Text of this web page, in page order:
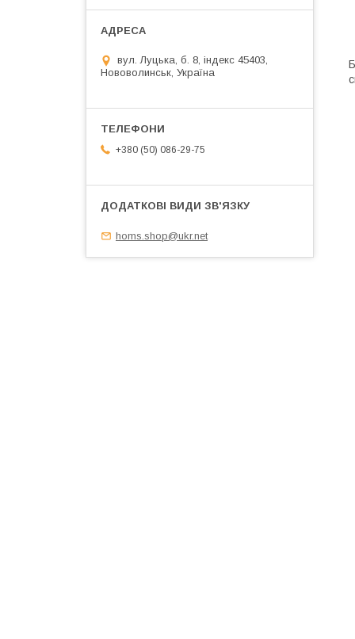
вул. Луцька, б. 8, індекс 45403,
Нововолинськ, Україна
+380 (50) 086-29-75
homs.shop@ukr.net